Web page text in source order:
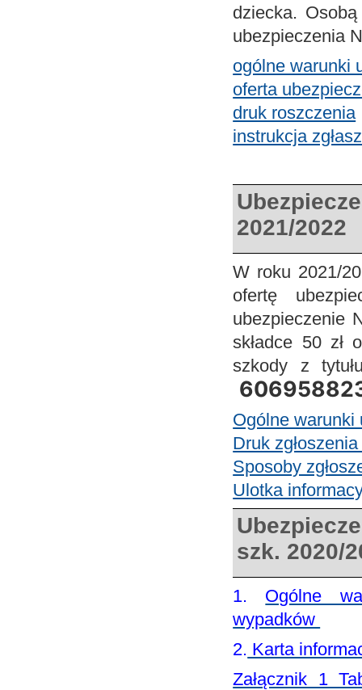
dziecka.
ubezpieczenia
ogólne warunki
oferta
druk roszczenia
instrukcja
2021/2022
W roku 2021/
ofertę
ubezpieczenie
składce 50 zł
szkody z
Ogólne warunki
Druk
Sposoby
Ulotka
szk. 2020/
1. Ogólne
wypadków
2. Karta
Załącznik 1